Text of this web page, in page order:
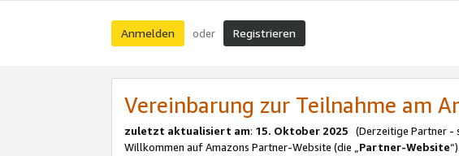
Anmelden oder Registrieren
Vereinbarung zur Teilnahme am
zuletzt aktualisiert am: 15. Oktober 2025 (Derzeitige Partner -
Willkommen auf Amazons Partner-Website (die „Partner-Website